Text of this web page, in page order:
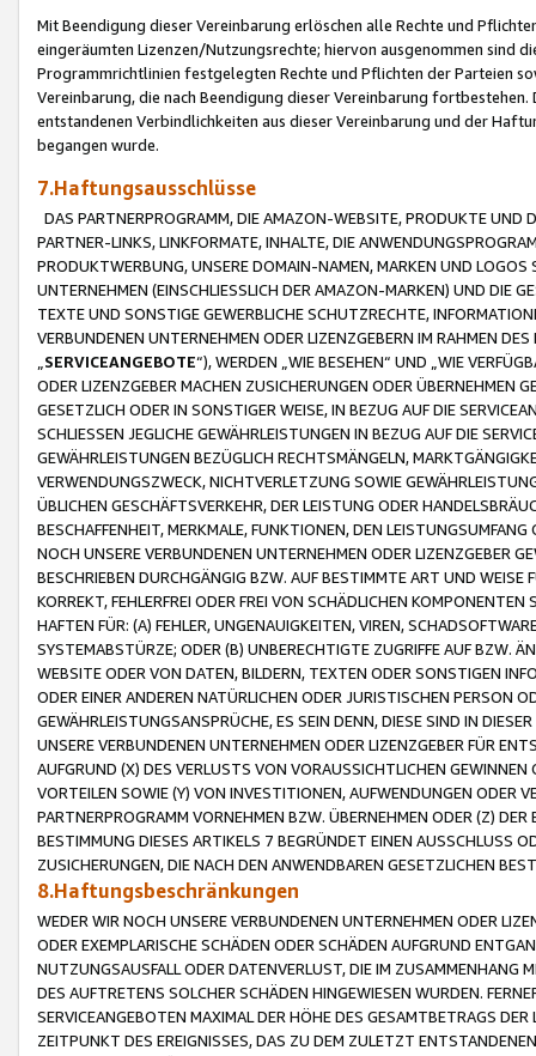
Mit Beendigung dieser Vereinbarung erlöschen alle Rechte und
eingeräumten Lizenzen/Nutzungsrechte; hiervon ausgenommen sind
Programmrichtlinien festgelegten Rechte und Pflichten der Parteien
Vereinbarung, die nach Beendigung dieser Vereinbarung
entstandenen Verbindlichkeiten aus dieser Vereinbarung und der
begangen wurde.
7.Haftungsausschlüsse
DAS PARTNERPROGRAMM, DIE AMAZON-WEBSITE, PRODUKTE UND
PARTNER-LINKS, LINKFORMATE, INHALTE, DIE
PRODUKTWERBUNG, UNSERE DOMAIN-NAMEN, MARKEN UND
UNTERNEHMEN (EINSCHLIESSLICH DER AMAZON-MARKEN) UND DIE
TEXTE UND SONSTIGE GEWERBLICHE SCHUTZRECHTE,
VERBUNDENEN UNTERNEHMEN ODER LIZENZGEBERN IM RAHMEN
SERVICEANGEBOTE“), WERDEN „WIE BESEHEN“ UND „WIE
ODER LIZENZGEBER MACHEN ZUSICHERUNGEN ODER ÜBERNEHMEN
GESETZLICH ODER IN SONSTIGER WEISE, IN BEZUG AUF DIE
SCHLIESSEN JEGLICHE GEWÄHRLEISTUNGEN IN BEZUG AUF DIE
GEWÄHRLEISTUNGEN BEZÜGLICH RECHTSMÄNGELN,
VERWENDUNGSZWECK, NICHTVERLETZUNG SOWIE
ÜBLICHEN GESCHÄFTSVERKEHR, DER LEISTUNG ODER
BESCHAFFENHEIT, MERKMALE, FUNKTIONEN, DEN
NOCH UNSERE VERBUNDENEN UNTERNEHMEN ODER LIZENZGEBER
BESCHRIEBEN DURCHGÄNGIG BZW. AUF BESTIMMTE ART UND
KORREKT, FEHLERFREI ODER FREI VON SCHÄDLICHEN
HAFTEN FÜR: (A) FEHLER, UNGENAUIGKEITEN, VIREN,
SYSTEMABSTÜRZE; ODER (B) UNBERECHTIGTE ZUGRIFFE AUF BZW.
WEBSITE ODER VON DATEN, BILDERN, TEXTEN ODER SONSTIGEN
ODER EINER ANDEREN NATÜRLICHEN ODER JURISTISCHEN PERSON
GEWÄHRLEISTUNGSANSPRÜCHE, ES SEIN DENN, DIESE SIND IN
UNSERE VERBUNDENEN UNTERNEHMEN ODER LIZENZGEBER FÜR
AUFGRUND (X) DES VERLUSTS VON VORAUSSICHTLICHEN
VORTEILEN SOWIE (Y) VON INVESTITIONEN, AUFWENDUNGEN ODER
PARTNERPROGRAMM VORNEHMEN BZW. ÜBERNEHMEN ODER (Z)
BESTIMMUNG DIESES ARTIKELS 7 BEGRÜNDET EINEN AUSSCHLUSS
ZUSICHERUNGEN, DIE NACH DEN ANWENDBAREN GESETZLICHEN
8.Haftungsbeschränkungen
WEDER WIR NOCH UNSERE VERBUNDENEN UNTERNEHMEN ODER
ODER EXEMPLARISCHE SCHÄDEN ODER SCHÄDEN AUFGRUND
NUTZUNGSAUSFALL ODER DATENVERLUST, DIE IM ZUSAMMENHANG
DES AUFTRETENS SOLCHER SCHÄDEN HINGEWIESEN WURDEN.
SERVICEANGEBOTEN MAXIMAL DER HÖHE DES GESAMTBETRAGS
ZEITPUNKT DES EREIGNISSES, DAS ZU DEM ZULETZT